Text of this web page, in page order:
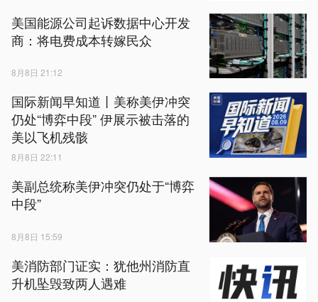
美国能源公司起诉数据中心开发
商：将电费成本转嫁民众
8月8日 21:12
国际新闻早知道丨美称美伊冲突
仍处“博弈中段” 伊展示被击落的
美以飞机残骸
8月8日 22:11
美副总统称美伊冲突仍处于“博弈
中段”
8月8日 15:59
美消防部门证实：犹他州消防直
升机坠毁致两人遇难